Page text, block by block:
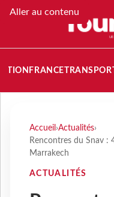
Aller au contenu
FRANCE
Accueil ›Actualités›
Rencontres du Snav :
Marrakech
ACTUALITÉS